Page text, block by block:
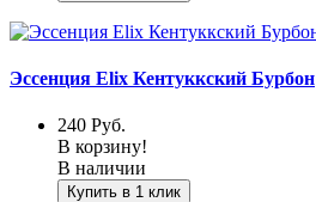
Эссенция Elix Кентуккский Бурбон
240 Руб.
В корзину!
В наличии
Купить в 1 клик